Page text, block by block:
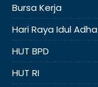
Bursa Kerja
Hari Raya Idul Adha
HUT BPD
HUT RI